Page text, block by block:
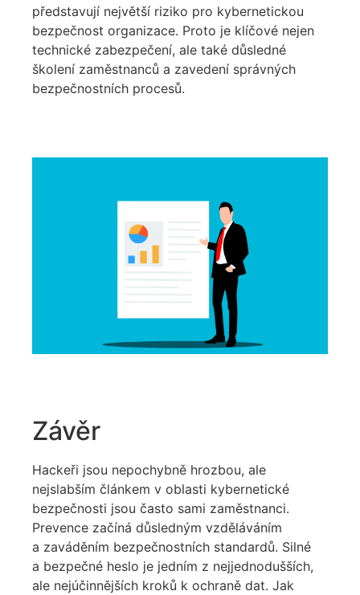
představují největší riziko pro kybernetickou
bezpečnost organizace. Proto je klíčové nejen
technické zabezpečení, ale také důsledné
školení zaměstnanců a zavedení správných
bezpečnostních procesů.
Závěr
Hackeři jsou nepochybně hrozbou, ale
nejslabším článkem v oblasti kybernetické
bezpečnosti jsou často sami zaměstnanci.
Prevence začíná důsledným vzděláváním
a zaváděním bezpečnostních standardů. Silné
a bezpečné heslo je jedním z nejjednodušších,
ale nejúčinnějších kroků k ochraně dat. Jak